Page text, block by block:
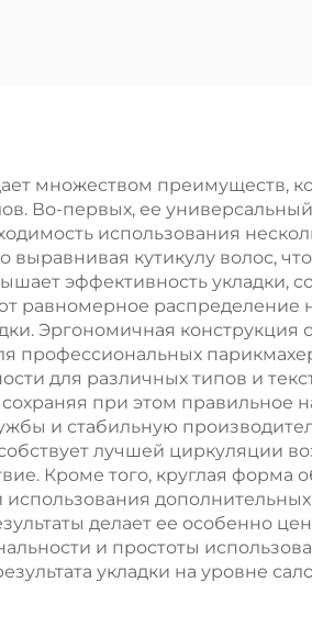
расческа с
системой
множеством преимуществ,
Во-первых, ее
использования
выравнивая кутикулу волос,
эффективность укладки,
равномерное распределение
Эргономичная конструкция
профессиональных
для различных типов и
при этом
и стабильную
лучшей циркуляции
Кроме того, круглая форма
делает ее особенно
и простоты
укладки на уровне